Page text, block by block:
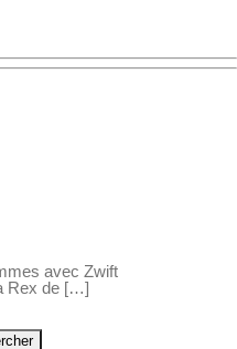
avec Zwift
Rex de […]